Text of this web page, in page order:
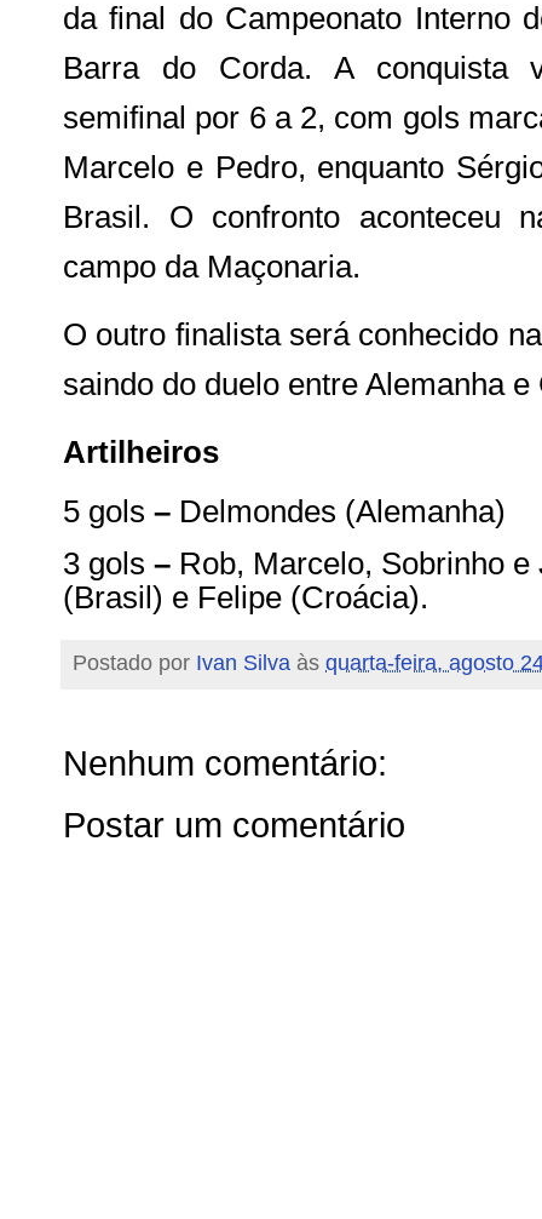
da final do Campeonato Interno
Barra do Corda. A conquista
semifinal por 6 a 2, com gols
Marcelo e Pedro, enquanto
Brasil. O confronto aconteceu
campo da Maçonaria.
O outro finalista será conhecido
saindo do duelo entre Alemanha
Artilheiros
5 gols – Delmondes (Alemanha)
3 gols – Rob, Marcelo, Sobrinho
(Brasil) e Felipe (Croácia).
Postado por Ivan Silva às quarta-feira, agosto
Nenhum comentário:
Postar um comentário